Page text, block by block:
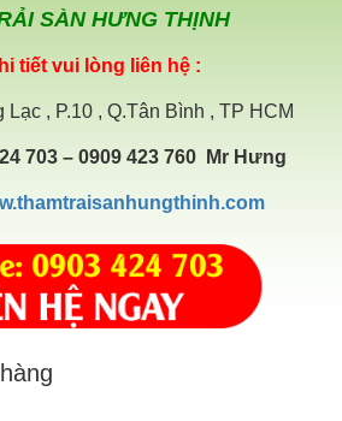
SÀN HƯNG THỊNH
tiết vui lòng liên hệ :
Lạc , P.10 , Q.Tân Bình , TP HCM
703 – 0909 423 760 Mr Hưng